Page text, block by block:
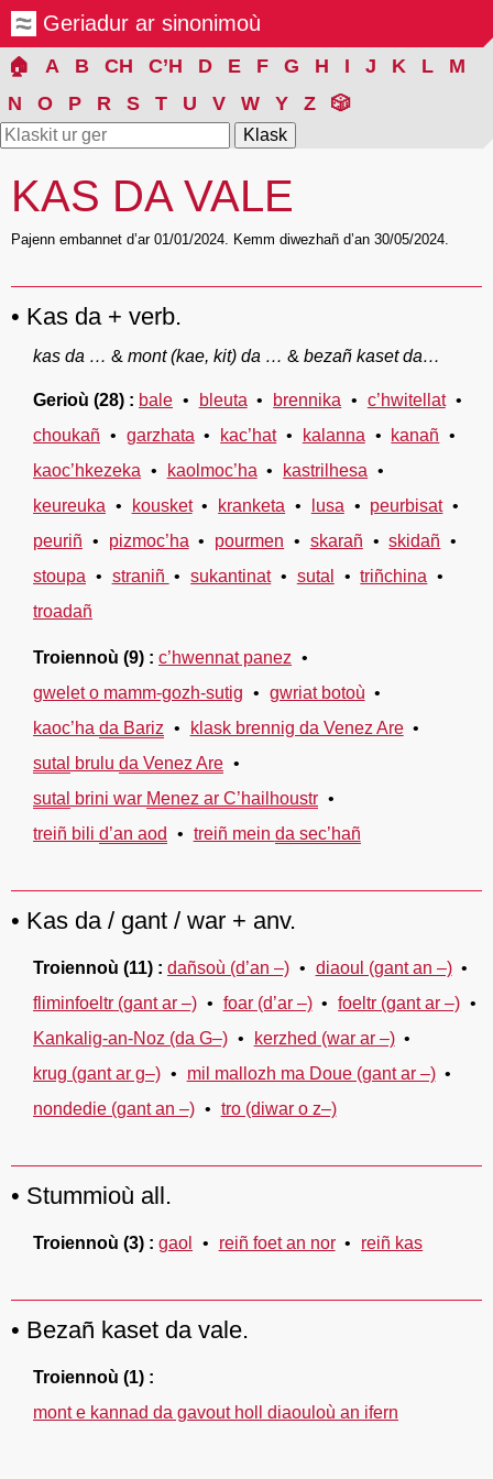
Geriadur ar sinonimoù
🏠 A B CH C’H D E F G H I J K L
M
N
O P R S T U V W Y Z 🎲
KAS DA VALE
Pajenn embannet d’ar 01/01/2024. Kemm diwezhañ d’an 30/05/2024.
Kas da + verb.
kas da … & mont (kae, kit) da … & bezañ kaset da…
Gerioù (28) bale bleuta brennika
c’hwitellat
choukañ
garzhata kac’hat kalanna
kanañ
kaoc’hkezeka
kaolmoc’ha
kastrilhesa
keureuka
kousket kranketa lusa
peurbisat
peuriñ
pizmoc’ha pourmen skarañ
skidañ
stoupa
straniñ sukantinat sutal
triñchina
troadañ
Troiennoù (9)
c’hwennat panez
gwelet o mamm-gozh-sutig
gwriat botoù
kaoc’ha da Bariz
klask brennig da Venez Are
sutal
brulu da Venez Are
sutal
brini war Menez ar C’hailhoustr
treiñ bili d’an aod treiñ mein da sec’hañ
Kas da / gant / war + anv.
Troiennoù (11) dañsoù (d’an –)
diaoul (gant an –)
fliminfoeltr (gant ar –)
foar (d’ar –)
foeltr (gant ar –)
Kankalig-an-Noz (da G–)
kerzhed (war ar –)
krug (gant ar g–)
mil mallozh ma Doue (gant ar –)
nondedie (gant an –)
tro (diwar o z–)
Stummioù all.
Troiennoù (3) gaol reiñ foet an nor reiñ kas
Bezañ kaset da vale.
Troiennoù (1)
mont e kannad da gavout holl diaouloù an ifern